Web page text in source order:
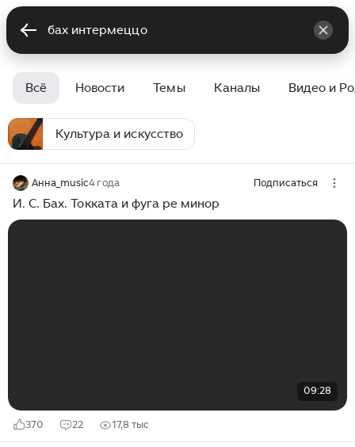
Всё Новости Темы Каналы Видео и
Культура и искусство
Анна_music4 года Подписаться
И. С. Бах. Токката и фуга ре минор
09:28
370 22 17,8 тыс